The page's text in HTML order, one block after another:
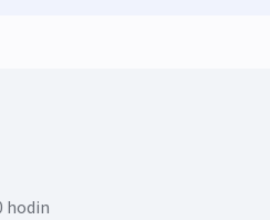
hodin